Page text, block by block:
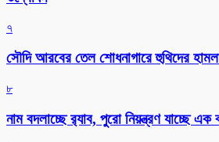
৭
সৌদি আরবের তেল শোধনাগারে হুথিদের
৮
নাম বদলাচ্ছে র‌্যাব, পুরো নিয়ন্ত্রণ যাচ্ছে এক